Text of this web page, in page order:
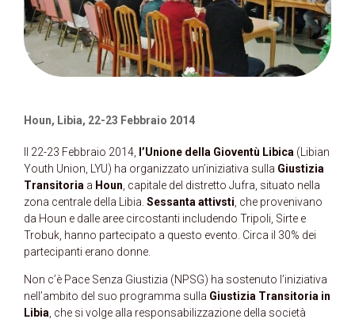
Houn, Libia, 22-23 Febbraio 2014
Il 22-23 Febbraio 2014, l’Unione della Gioventù Libica (Libian
Youth Union, LYU) ha organizzato un’iniziativa sulla Giustizia
Transitoria a Houn, capitale del distretto Jufra, situato nella
zona centrale della Libia. Sessanta attivsti, che provenivano
da Houn e dalle aree circostanti includendo Tripoli, Sirte e
Trobuk, hanno partecipato a questo evento. Circa il 30% dei
partecipanti erano donne.
Non c’è Pace Senza Giustizia (NPSG) ha sostenuto l’iniziativa
nell’ambito del suo programma sulla Giustizia Transitoria in
Libia, che si volge alla responsabilizzazione della società